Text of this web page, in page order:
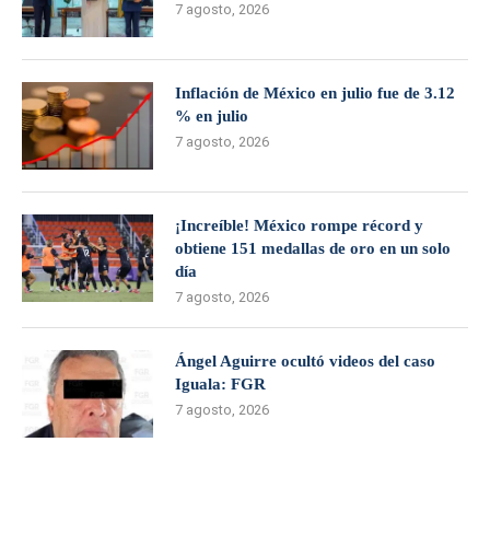
7 agosto, 2026
Inflación de México en julio fue de 3.12
% en julio
7 agosto, 2026
¡Increíble! México rompe récord y
obtiene 151 medallas de oro en un solo
día
7 agosto, 2026
Ángel Aguirre ocultó videos del caso
Iguala: FGR
7 agosto, 2026